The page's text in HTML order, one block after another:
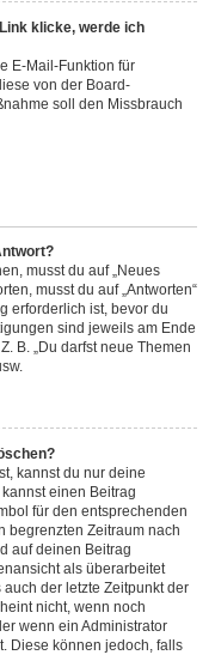
klicke, werde ich
E-Mail-Funktion für
von der Board-
soll den Missbrauch
musst du auf „Neues
musst du auf „Antworten“
erforderlich ist, bevor du
sind jeweils am Ende
B. „Du darfst neue Themen
kannst du nur deine
einen Beitrag
für den entsprechenden
begrenzten Zeitraum nach
auf deinen Beitrag
als überarbeitet
der letzte Zeitpunkt der
nicht, wenn noch
wenn ein Administrator
Diese können jedoch, falls